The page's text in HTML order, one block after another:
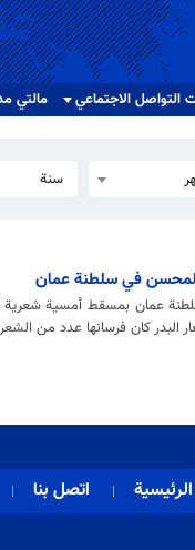
التواصل الاجتماعي مالتي
سنة
في سلطنة عمان
عمان بمسقط أمسية شعرية
كان فرسانها عدد من
الرئيسية اتصل بنا